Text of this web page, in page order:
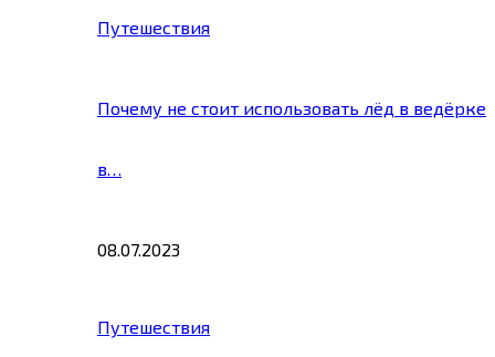
Путешествия
Почему не стоит использовать лёд в ведёрке
в…
08.07.2023
Путешествия